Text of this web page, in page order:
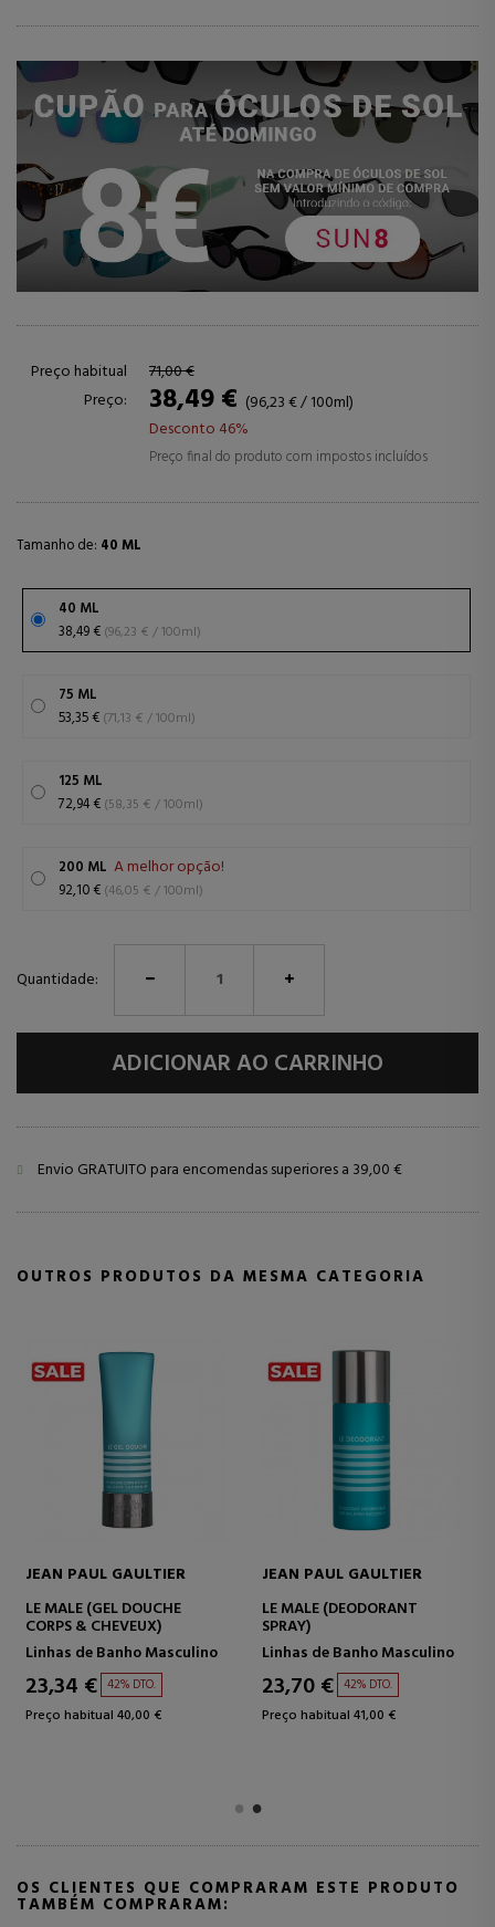
Preço habitual
71,00 €
Preço:
38,49 € (96,23 € / 100ml)
Desconto 46%
Preço final do produto com impostos incluídos
Tamanho de: 40 ML
40 ML
38,49 €
(96,23 € / 100ml)
75 ML
53,35 €
(71,13 € / 100ml)
125 ML
72,94 €
(58,35 € / 100ml)
200 ML A melhor opção!
92,10 € (46,05 € / 100ml)
Quantidade:
ADICIONAR AO CARRINHO
Envio GRATUITO para encomendas superiores a 39,00 €
OUTROS PRODUTOS DA MESMA CATEGORIA
JEAN PAUL GAULTIER
LE MALE IN BLUE EAU DE
PARFUM
Eau de Parfum
82,60 € 38% DTO.
Preço habitual 132,50 €
JEAN PAUL GAULTIER
LE MALE ELIXIR
PARFUM
Parfum
64,55 € 42% DTO.
Preço habitual 111,00 €
OS CLIENTES QUE COMPRARAM ESTE PRODUTO
TAMBÉM COMPRARAM: